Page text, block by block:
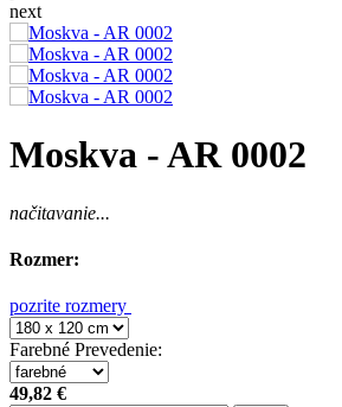
next
Moskva - AR 0002
načitavanie...
Rozmer:
pozrite rozmery
Farebné Prevedenie:
49,82 €